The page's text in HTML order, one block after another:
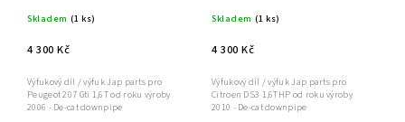
Skladem (1 ks)
4 300 Kč
Výfukový díl / výfuk Jap parts pro
Peugeot 207 Gti 1,6T od roku výroby
2006 - De-cat downpipe
Skladem (1 ks)
4 300 Kč
Výfukový díl / výfuk Jap parts pro
Citroen DS3 1,6THP od roku výroby
2010 - De-cat downpipe